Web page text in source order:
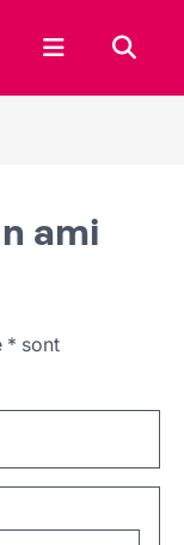
Ouvrir le
ami
* sont